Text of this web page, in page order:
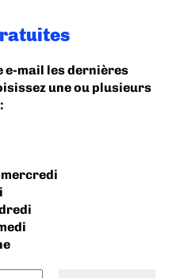
e-mail les dernières
une ou plusieurs
mercredi